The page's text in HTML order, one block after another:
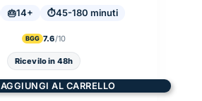
era:
è:
14+ 45-180 minuti
BGG 7.6
Ricevilo in 48h
AGGIUNGI AL CARRELLO